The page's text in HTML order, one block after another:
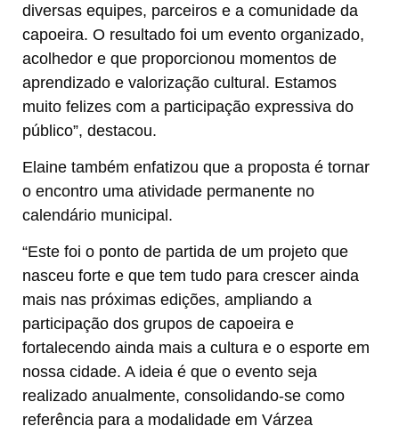
diversas equipes, parceiros e a comunidade da
capoeira. O resultado foi um evento organizado,
acolhedor e que proporcionou momentos de
aprendizado e valorização cultural. Estamos
muito felizes com a participação expressiva do
público”, destacou.
Elaine também enfatizou que a proposta é tornar
o encontro uma atividade permanente no
calendário municipal.
“Este foi o ponto de partida de um projeto que
nasceu forte e que tem tudo para crescer ainda
mais nas próximas edições, ampliando a
participação dos grupos de capoeira e
fortalecendo ainda mais a cultura e o esporte em
nossa cidade. A ideia é que o evento seja
realizado anualmente, consolidando-se como
referência para a modalidade em Várzea